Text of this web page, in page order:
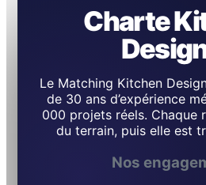
Charte
Le Matching Kitchen
de 30 ans d’expérience
000 projets réels. Chaque
du terrain, puis elle est
Nos